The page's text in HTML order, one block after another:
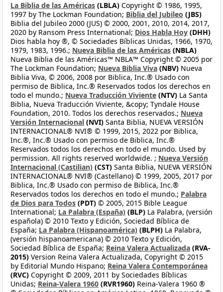
La Biblia de las Américas (LBLA) Copyright © 1986, 1995,
1997 by The Lockman Foundation; Biblia del Jubileo (JBS)
Biblia del Jubileo 2000 (JUS) © 2000, 2001, 2010, 2014, 2017,
2020 by Ransom Press International; Dios Habla Hoy (DHH)
Dios habla hoy ®, © Sociedades Bíblicas Unidas, 1966, 1970,
1979, 1983, 1996.; Nueva Biblia de las Américas (NBLA)
Nueva Biblia de las Américas™ NBLA™ Copyright © 2005 por
The Lockman Foundation; Nueva Biblia Viva (NBV) Nueva
Biblia Viva, © 2006, 2008 por Biblica, Inc.® Usado con
permiso de Biblica, Inc.® Reservados todos los derechos en
todo el mundo.; Nueva Traducción Viviente (NTV) La Santa
Biblia, Nueva Traducción Viviente, &copy; Tyndale House
Foundation, 2010. Todos los derechos reservados.; Nueva
Versión Internacional (NVI) Santa Biblia, NUEVA VERSIÓN
INTERNACIONAL® NVI® © 1999, 2015, 2022 por Biblica,
Inc.®, Inc.® Usado con permiso de Biblica, Inc.®
Reservados todos los derechos en todo el mundo. Used by
permission. All rights reserved worldwide. ; Nueva Versión
Internacional (Castilian) (CST) Santa Biblia, NUEVA VERSIÓN
INTERNACIONAL® NVI® (Castellano) © 1999, 2005, 2017 por
Biblica, Inc.® Usado con permiso de Biblica, Inc.®
Reservados todos los derechos en todo el mundo.; Palabra
de Dios para Todos (PDT) © 2005, 2015 Bible League
International; La Palabra (España) (BLP) La Palabra, (versión
española) © 2010 Texto y Edición, Sociedad Bíblica de
España; La Palabra (Hispanoamérica) (BLPH) La Palabra,
(versión hispanoamericana) © 2010 Texto y Edición,
Sociedad Bíblica de España; Reina Valera Actualizada (RVA-
2015) Version Reina Valera Actualizada, Copyright © 2015
by Editorial Mundo Hispano; Reina Valera Contemporánea
(RVC) Copyright © 2009, 2011 by Sociedades Bíblicas
Unidas; Reina-Valera 1960 (RVR1960) Reina-Valera 1960 ®